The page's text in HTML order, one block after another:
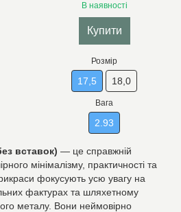
В наявності
Купити
Розмір
17,5 18,0
Вага
2.93
вставок) — це справжній
мінімалізму, практичності та
фокусують усю увагу на
фактурах та шляхетному
металу. Вони неймовірно